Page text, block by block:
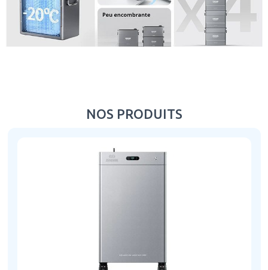
NOS PRODUITS